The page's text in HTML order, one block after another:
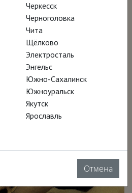
Черкесск
Черноголовка
Чита
Щёлково
Электросталь
Энгельс
Южно-Сахалинск
Южноуральск
Якутск
Ярославль
Отмена